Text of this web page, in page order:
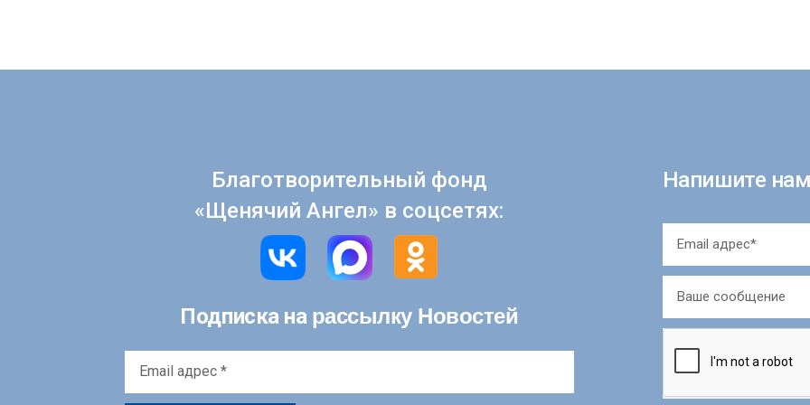
Благотворительный фонд
«Щенячий Ангел» в соцсетях:
Подписка на рассылку Новостей
адрес
*
Напишите